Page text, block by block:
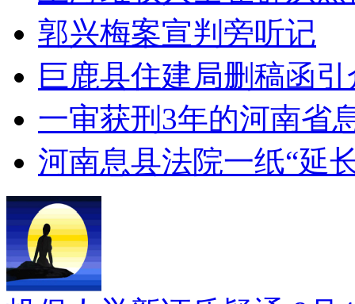
郭兴梅案宣判旁听记
巨鹿县住建局删稿函
一审获刑3年的河南省
河南息县法院一纸“延